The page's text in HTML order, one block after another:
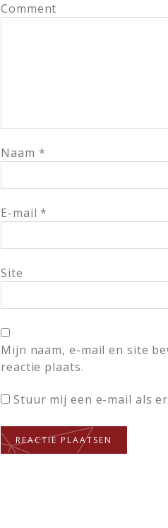
Comment
Naam *
E-mail*
Site
Mijn naam, e-mail en site
reactie plaats.
Stuur mij een e-mail als